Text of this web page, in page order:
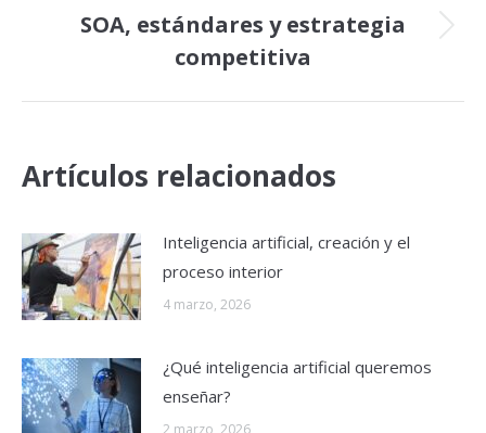
Publicación
siguiente:
SOA, estándares y estrategia
competitiva
Artículos relacionados
Inteligencia artificial, creación y el
proceso interior
4 marzo, 2026
¿Qué inteligencia artificial queremos
enseñar?
2 marzo, 2026